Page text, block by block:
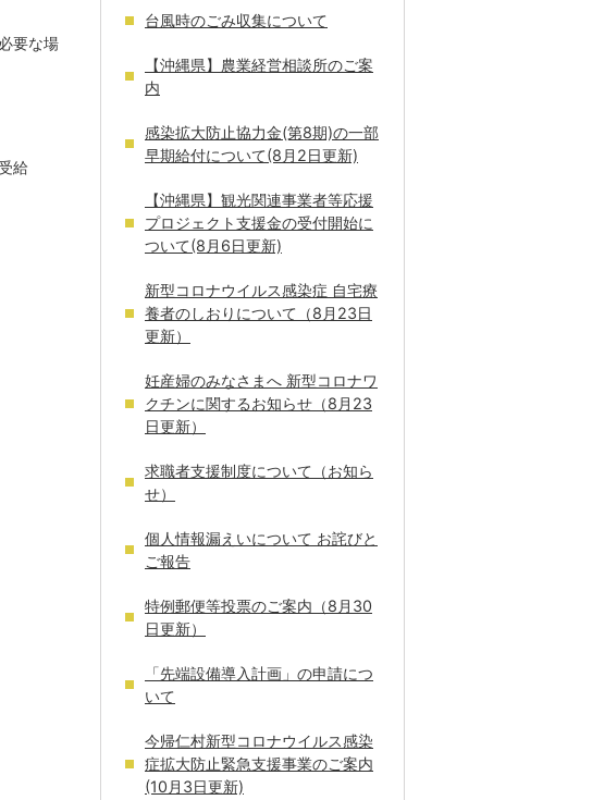
要な場
給
台風時のごみ収集について
【沖縄県】農業経営相談所のご案
内
感染拡大防止協力金(第8期)の一部
早期給付について(8月2日更新)
【沖縄県】観光関連事業者等応援
プロジェクト支援金の受付開始に
ついて(8月6日更新)
新型コロナウイルス感染症 自宅療
養者のしおりについて（8月23日
更新）
妊産婦のみなさまへ 新型コロナワ
クチンに関するお知らせ（8月23
日更新）
求職者支援制度について（お知ら
せ）
個人情報漏えいについて お詫びと
ご報告
特例郵便等投票のご案内（8月30
日更新）
「先端設備導入計画」の申請につ
いて
今帰仁村新型コロナウイルス感染
症拡大防止緊急支援事業のご案内
(10月3日更新)